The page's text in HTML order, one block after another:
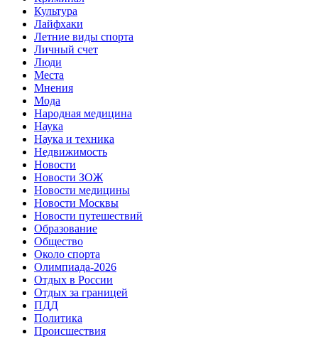
Культура
Лайфхаки
Летние виды спорта
Личный счет
Люди
Места
Мнения
Мода
Народная медицина
Наука
Наука и техника
Недвижимость
Новости
Новости ЗОЖ
Новости медицины
Новости Москвы
Новости путешествий
Образование
Общество
Около спорта
Олимпиада-2026
Отдых в России
Отдых за границей
ПДД
Политика
Происшествия